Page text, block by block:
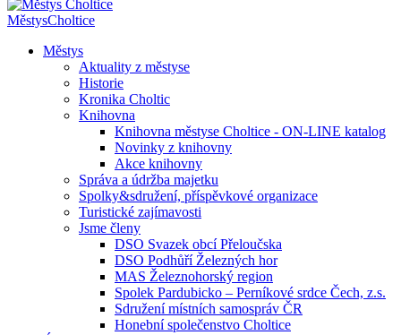
MěstysCholtice
Městys
Aktuality z městyse
Historie
Kronika Choltic
Knihovna
Knihovna městyse Choltice - ON-LINE katalog
Novinky z knihovny
Akce knihovny
Správa a údržba majetku
Spolky&sdružení, příspěvkové organizace
Turistické zajímavosti
Jsme členy
DSO Svazek obcí Přeloučska
DSO Podhůří Železných hor
MAS Železnohorský region
Spolek Pardubicko – Perníkové srdce Čech, z.s.
Sdružení místních samospráv ČR
Honební společenstvo Choltice